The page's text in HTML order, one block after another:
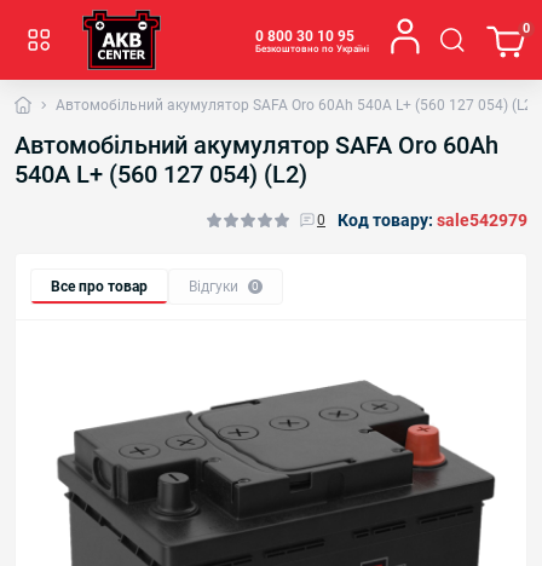
0 800 30 10 95
Безкоштовно по Україні
0
Автомобільний акумулятор SAFA Oro 60Ah 540A L+ (560 127 054) (L2)
Автомобільний акумулятор SAFA Oro 60Ah
540A L+ (560 127 054) (L2)
0 Код товару: sale542979
Все про товар Відгуки 0